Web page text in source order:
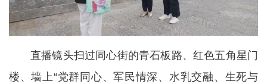
直播镜头扫过同心街的青石板路、红色五角星门
楼、墙上“党群同心、军民情深、水乳交融、生死与